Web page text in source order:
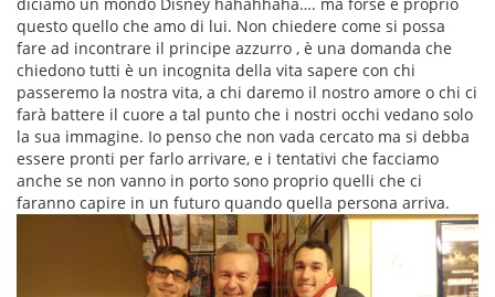
questo quello che amo di lui. Non chiedere come si possa
fare ad incontrare il principe azzurro , è una domanda che
chiedono tutti è un incognita della vita sapere con chi
passeremo la nostra vita, a chi daremo il nostro amore o chi ci
farà battere il cuore a tal punto che i nostri occhi vedano solo
la sua immagine. Io penso che non vada cercato ma si debba
essere pronti per farlo arrivare, e i tentativi che facciamo
anche se non vanno in porto sono proprio quelli che ci
faranno capire in un futuro quando quella persona arriva.